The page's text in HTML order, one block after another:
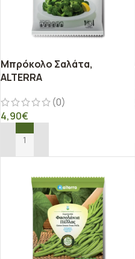
Μπρόκολο Σαλάτα,
ALTERRA
(0)
4,90€
ΠΡΟΣΘΉΚΗ ΣΤΟ ΚΑΛΆΘΙ